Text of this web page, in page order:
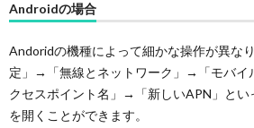
Androidの場合
Andoridの機種によって細かな操作が異な
定」→「無線とネットワーク」→「モバイ
クセスポイント名」→「新しいAPN」とい
を開くことができます。